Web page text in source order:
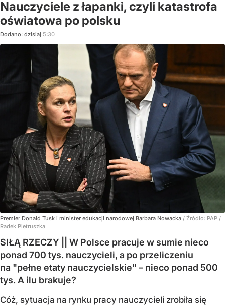
Nauczyciele z łapanki, czyli katastrofa
oświatowa po polsku
Dodano: dzisiaj 5:30
Premier Donald Tusk i minister edukacji narodowej Barbara Nowacka / Źródło: PAP /
Radek Pietruszka
SIŁĄ RZECZY || W Polsce pracuje w sumie nieco
ponad 700 tys. nauczycieli, a po przeliczeniu
na "pełne etaty nauczycielskie" – nieco ponad 500
tys. A ilu brakuje?
Cóż, sytuacja na rynku pracy nauczycieli zrobiła się